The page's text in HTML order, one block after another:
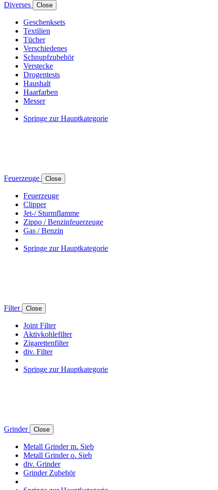
Diverses Close
Geschenksets
Textilien
Tücher
Verschiedenes
Schnupfzubehör
Verstecke
Drogentests
Haushalt
Haarfarben
Messer
Springe zur Hauptkategorie
Feuerzeuge Close
Feuerzeuge
Clipper
Jet-/ Sturmflamme
Zippo / Benzinfeuerzeuge
Gas / Benzin
Springe zur Hauptkategorie
Filter Close
Joint Filter
Aktivkohlefilter
Zigarettenfilter
div. Filter
Springe zur Hauptkategorie
Grinder Close
Metall Grinder m. Sieb
Metall Grinder o. Sieb
div. Grinder
Grinder Zubehör